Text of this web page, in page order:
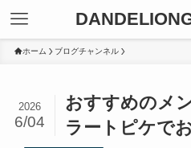
ホーム ブログチャンネル
おすすめのメ
ラートピケで
2026
6/04